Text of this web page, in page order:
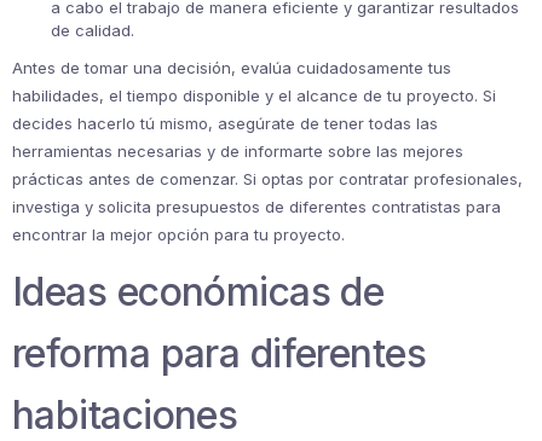
a cabo el trabajo de manera eficiente y garantizar resultados
de calidad.
Antes de tomar una decisión, evalúa cuidadosamente tus
habilidades, el tiempo disponible y el alcance de tu proyecto. Si
decides hacerlo tú mismo, asegúrate de tener todas las
herramientas necesarias y de informarte sobre las mejores
prácticas antes de comenzar. Si optas por contratar profesionales,
investiga y solicita presupuestos de diferentes contratistas para
encontrar la mejor opción para tu proyecto.
Ideas económicas de
reforma para diferentes
habitaciones